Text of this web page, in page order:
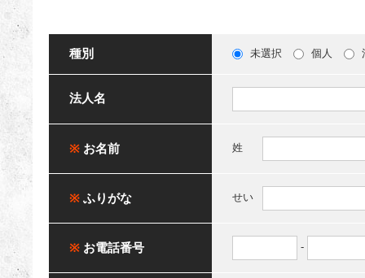
種別 未選択 個人
法人名
※ お名前 姓
※ ふりがな せい
※ お電話番号 -